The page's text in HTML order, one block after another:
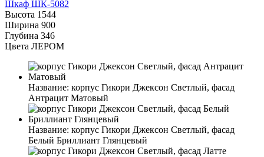
Шкаф ШК-5082
Высота 1544
Ширина 900
Глубина 346
Цвета ЛЕРОМ
Название: корпус Гикори Джексон Светлый, фасад
Антрацит Матовый
Название: корпус Гикори Джексон Светлый, фасад
Белый Бриллиант Глянцевый